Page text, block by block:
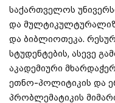
საქართველოს
და
და ბიბლიოთეკა.
სტუდენტების, ასევე
აკადემიური
ეთნო-პოლიტიკის და
პრობლემატიკის